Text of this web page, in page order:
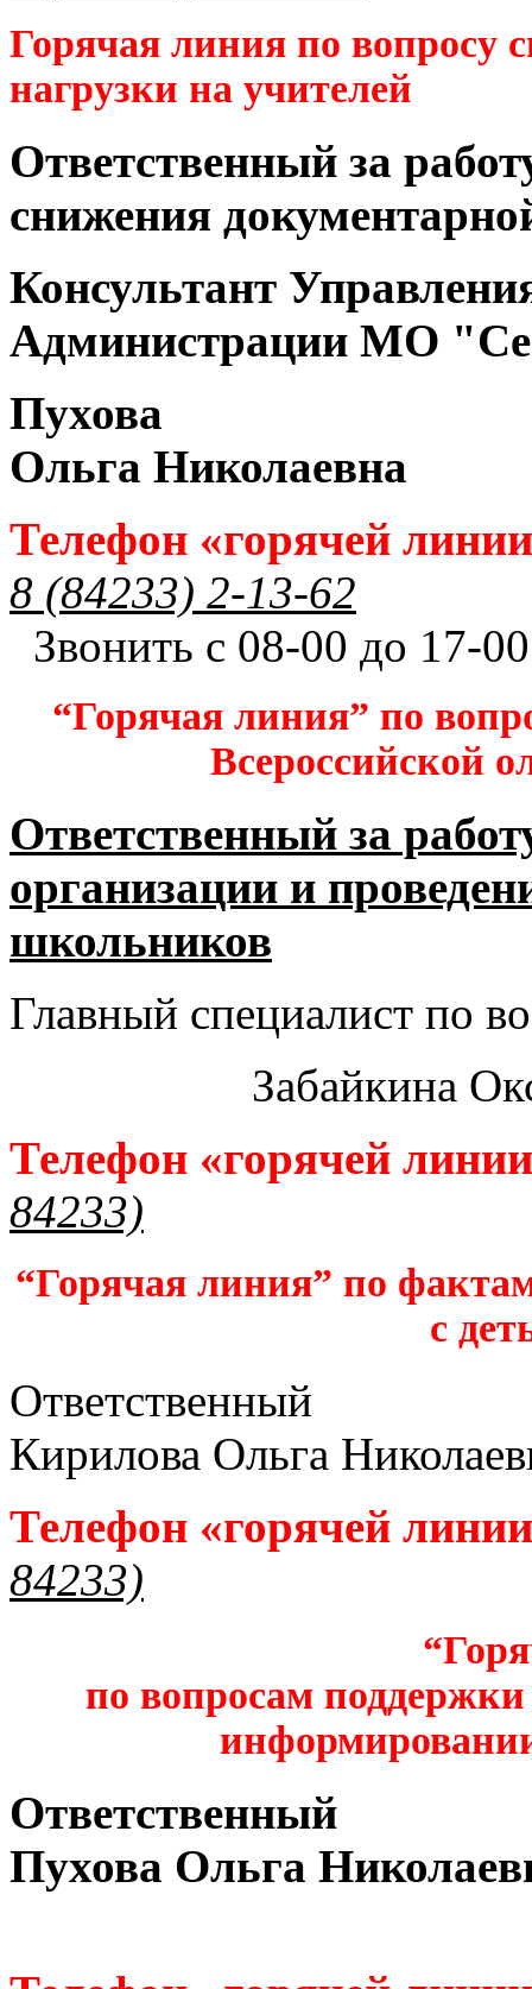
Горячая линия по вопросу
нагрузки на учителей
Ответственный за
снижения
Консультант
Администрации МО
Пухова
Ольга Николаевна
Телефон «горячей
8 (84233) 2-13-62
Звонить с 08-00 до 17-
“Горячая линия” по
Всероссийской
Ответственный за
организации и
школьников​
Главный специалист по
Забайкина
Телефон «горячей
84233)
“Горячая линия” по
с
Ответственный
Кирилова Ольга
Телефон «горячей
84233)
по вопросам поддержки
Ответственный
Пухова Ольга